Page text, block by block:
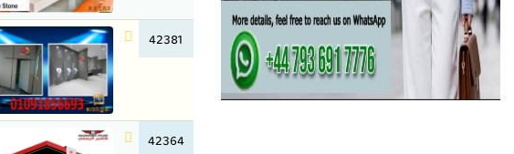
42381
42364